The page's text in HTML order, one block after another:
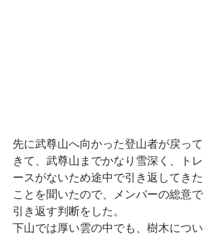
先に武尊山へ向かった登山者が戻って
きて、武尊山までかなり雪深く、トレ
ースがないため途中で引き返してきた
ことを聞いたので、メンバーの総意で
引き返す判断をした。
下山では厚い雲の中でも、樹木につい